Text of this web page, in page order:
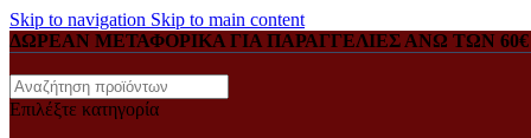
Skip to navigation Skip to main content
ΔΩΡΕΑΝ ΜΕΤΑΦΟΡΙΚΑ ΓΙΑ ΠΑΡΑΓΓΕΛΙΕΣ ΑΝΩ ΤΩΝ 60€
Επιλέξτε κατηγορία